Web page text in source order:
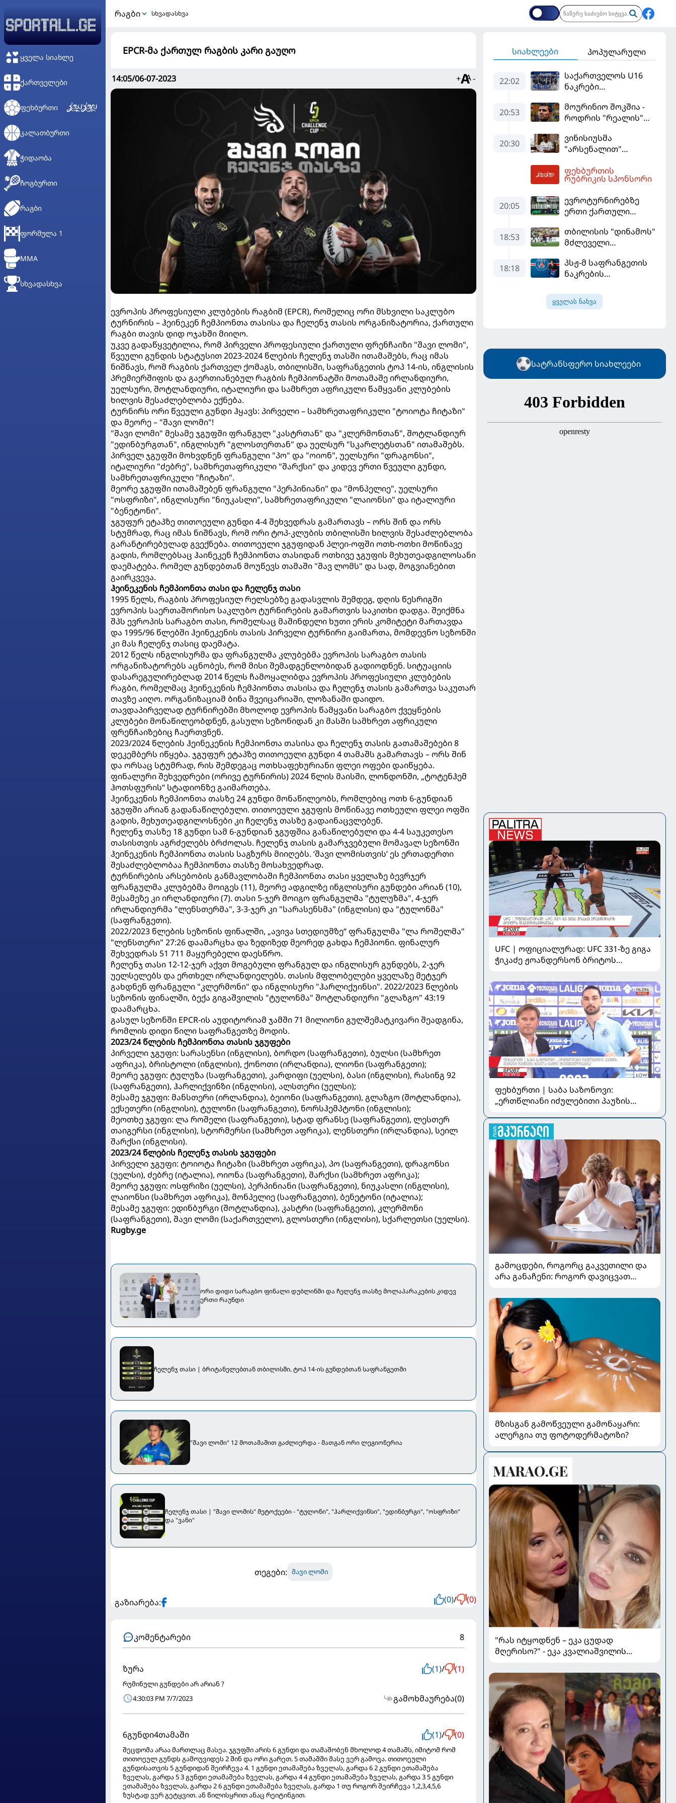
ᲧᲕᲔᲚᲐ ᲡᲘᲐᲮᲚᲔ
ᲥᲐᲠᲗᲕᲔᲚᲔᲑᲘ
ᲤᲔᲮᲑᲣᲠᲗᲘ
ᲙᲐᲚᲐᲗᲑᲣᲠᲗᲘ
ᲭᲘᲓᲐᲝᲑᲐ
ᲩᲝᲒᲑᲣᲠᲗᲘ
ᲠᲐᲒᲑᲘ
ᲤᲝᲠᲛᲣᲚᲐ 1
MMA
ᲡᲮᲕᲐᲓᲐᲡᲮᲕᲐ
ᲠᲐᲒᲑᲘ სხვადასხვა
EPCR-მა ქართულ რაგბის კარი გაუღო
14:05/06-07-2023 + -
ევროპის პროფესიული კლუბების რაგბიმ (EPCR), რომელიც ორი მსხვილი საკლუბო
ტურნირის – ჰეინეკენ ჩემპიონთა თასისა და ჩელენჯ თასის ორგანიზატორია, ქართული
რაგბი თავის დიდ ოჯახში მიიღო.
უკვე გადაწყვეტილია, რომ პირველი პროფესიული ქართული ფრენჩაიზი "შავი ლომი",
წვეული გუნდის სტატუსით 2023-2024 წლების ჩელენჯ თასში ითამაშებს, რაც იმას
ნიშნავს, რომ რაგბის ქართველ ქომაგს, თბილისში, საფრანგეთის ტოპ 14-ის, ინგლისის
პრემიერშიფის და გაერთიანებულ რაგბის ჩემპიონატში მოთამაშე ირლანდიური,
უელსური, შოტლანდიური, იტალიური და სამხრეთ აფრიკული წამყვანი კლუბების
ხილვის შესაძლებლობა ექნება.
ტურნირს ორი წვეული გუნდი ჰყავს: პირველი – სამხრეთაფრიკული "ტოიოტა ჩიტაზი"
და მეორე – "შავი ლომი"!
"შავი ლომი" მესამე ჯგუფში ფრანგულ "კასტრთან" და "კლერმონთან", შოტლანდიურ
"ედინბურგთან", ინგლისურ "გლოსთერთან" და უელსურ "სკარლეტსთან" ითამაშებს.
პირველ ჯგუფში მოხვდნენ ფრანგული "პო" და "ოიონ", უელსური "დრაგონსი",
იტალიური "ძებრე", სამხრეთაფრიკული "შარქსი" და კიდევ ერთი წვეული გუნდი,
სამხრეთაფრიკული "ჩიტაზი".
მეორე ჯგუფში ითამაშებენ ფრანგული "პერპინიანი" და "მონპელიე", უელსური
"ოსფრიზი", ინგლისური "ნიუკასლი", სამხრეთაფრიკული "ლაიონსი" და იტალიური
"ბენეტონი".
ჯგუფურ ეტაპზე თითოეული გუნდი 4-4 შეხვედრას გამართავს – ორს შინ და ორს
სტუმრად, რაც იმას ნიშნავს, რომ ორი ტოპ-კლუბის თბილისში ხილვის შესაძლებლობა
გარანტირებულად გვექნება. თითოეული ჯგუფიდან პლეი-ოფში ოთხ-ოთხი მოწინავე
გადის, რომლებსაც ჰაინეკენ ჩემპიონთა თასიდან ოთხივე ჯგუფის მეხუთეადგილოსანი
დაემატება. რომელ გუნდებთან მოუწევს თამაში "შავ ლომს" და სად, მოგვიანებით
გაირკვევა.
ჰეინეკენის ჩემპიონთა თასი და ჩელენჯ თასი
1995 წელს, რაგბის პროფესიულ რელსებზე გადასვლის შემდეგ, დღის წესრიგში
ევროპის საერთაშორისო საკლუბო ტურნირების გამართვის საკითხი დადგა. შეიქმნა
შპს ევროპის სარაგბო თასი, რომელსაც მაშინდელი ხუთი ერის კომიტეტი მართავდა
და 1995/96 წლებში ჰეინეკენის თასის პირველი ტურნირი გაიმართა, მომდევნო სეზონში
კი მას ჩელენჯ თასიც დაემატა.
2012 წელს ინგლისურმა და ფრანგულმა კლუბებმა ევროპის სარაგბო თასის
ორგანიზატორებს აცნობეს, რომ მისი შემადგენლობიდან გადიოდნენ. სიტუაციის
დასარეგულირებლად 2014 წელს ჩამოყალიბდა ევროპის პროფესიული კლუბების
რაგბი, რომელმაც ჰეინეკენის ჩემპიონთა თასისა და ჩელენჯ თასის გამართვა საკუთარ
თავზე აიღო. ორგანიზაციამ ბინა შვეიცარიაში, ლოზანაში დაიდო.
თავდაპირველად ტურნირებში მხოლოდ ევროპის წამყვანი სარაგბო ქვეყნების
კლუბები მონაწილეობდნენ, გასული სეზონიდან კი მასში სამხრეთ აფრიკული
ფრენჩაიზებიც ჩაერთვნენ.
2023/2024 წლების ჰეინეკენის ჩემპიონთა თასისა და ჩელენჯ თასის გათამაშებები 8
დეკემბერს იწყება. ჯგუფურ ეტაპზე თითოეული გუნდი 4 თამაშს გამართავს – ორს შინ
და ორსაც სტუმრად, რის შემდეგაც ოთხსაფეხურიანი ფლეი ოფები დაიწყება.
ფინალური შეხვედრები (ორივე ტურნირის) 2024 წლის მაისში, ლონდონში, „ტოტენჰემ
ჰოთსფურის“ სტადიონზე გაიმართება.
ჰეინეკენის ჩემპიონთა თასზე 24 გუნდი მონაწილეობს, რომლებიც ოთხ 6-გუნდიან
ჯგუფში არიან გადანაწილებული. თითოეული ჯგუფის მოწინავე ოთხეული ფლეი ოფში
გადის, მეხუთეადგილოსნები კი ჩელენჯ თასზე გადაინაცვლებენ.
ჩელენჯ თასზე 18 გუნდი სამ 6-გუნდიან ჯგუფშია განაწილებული და 4-4 საუკეთესო
თასისთვის აგრძელებს ბრძოლას. ჩელენჯ თასის გამარჯვებული მომავალ სეზონში
ჰეინეკენის ჩემპიონთა თასის საგზურს მიიღებს. ‘შავი ლომისთვის’ ეს ერთადერთი
შესაძლებლობაა ჩემპიონთა თასზე მოსახვედრად.
ტურნირების არსებობის განმავლობაში ჩემპიონთა თასი ყველაზე ბევრჯერ
ფრანგულმა კლუბებმა მოიგეს (11), მეორე ადგილზე ინგლისური გუნდები არიან (10),
მესამეზე კი ირლანდიური (7). თასი 5-ჯერ მოიგო ფრანგულმა "ტულუზმა", 4-ჯერ
ირლანდიურმა "ლენსთერმა", 3-3-ჯერ კი "სარასენსმა" (ინგლისი) და "ტულონმა"
(საფრანგეთი).
2022/2023 წლების სეზონის ფინალში, „ავივა სთედიუმზე“ ფრანგულმა "ლა როშელმა"
"ლენსთერი" 27:26 დაამარცხა და ზედიზედ მეორედ გახდა ჩემპიონი. ფინალურ
შეხვედრას 51 711 მაყურებელი დაესწრო.
ჩელენჯ თასი 12-12-ჯერ აქვთ მოგებული ფრანგულ და ინგლისურ გუნდებს, 2-ჯერ
უელსელებს და ერთხელ ირლანდიელებს. თასის მფლობელები ყველაზე მეტჯერ
გახდნენ ფრანგული "კლერმონი" და ინგლისური "ჰარლიქუინსი". 2022/2023 წლების
სეზონის ფინალში, ბექა გიგაშვილის "ტულონმა" შოტლანდიური "გლაზგო" 43:19
დაამარცხა.
გასულ სეზონში EPCR-ის აუდიტორიამ ჯამში 71 მილიონი გულშემატკივარი შეადგინა,
რომლის დიდი წილი საფრანგეთზე მოდის.
2023/24 წლების ჩემპიონთა თასის ჯგუფები
პირველი ჯგუფი: სარასენსი (ინგლისი), ბორდო (საფრანგეთი), ბულსი (სამხრეთ
აფრიკა), ბრისტოლი (ინგლისი), ქონოთი (ირლანდია), ლიონი (საფრანგეთი);
მეორე ჯგუფი: ტულუზა (საფრანგეთი), კარდიფი (უელსი), ბასი (ინგლისი), რასინგ 92
(საფრანგეთი), ჰარლიქვინზი (ინგლისი), ალსთერი (უელსი);
მესამე ჯგუფი: მანსთერი (ირლანდია), ბეიონი (საფრანგეთი), გლაზგო (შოტლანდია),
ექსეთერი (ინგლისი), ტულონი (საფრანგეთი), ნორსჰემპტონი (ინგლისი);
მეოთხე ჯგუფი: ლა როშელი (საფრანგეთი), სტად ფრანსე (საფრანგეთი), ლესთერ
თაიგერსი (ინგლისი), სტორმერსი (სამხრეთ აფრიკა), ლენსთერი (ირლანდია), სეილ
შარქსი (ინგლისი).
2023/24 წლების ჩელენჯ თასის ჯგუფები
პირველი ჯგუფი: ტოიოტა ჩიტაზი (სამხრეთ აფრიკა), პო (საფრანგეთი), დრაგონსი
(უელსი), ძებრე (იტალია), ოიონა (საფრანგეთი), შარქსი (სამხრეთ აფრიკა);
მეორე ჯგუფი: ოსფრიზი (უელსი), პერპინიანი (საფრანგეთი), ნიუკასლი (ინგლისი),
ლაიონსი (სამხრეთ აფრიკა), მონპელიე (საფრანგეთი), ბენეტონი (იტალია);
მესამე ჯგუფი: ედინბურგი (შოტლანდია), კასტრი (საფრანგეთი), კლერმონი
(საფრანგეთი), შავი ლომი (საქართველო), გლოსთერი (ინგლისი), სქარლეთსი (უელსი).
Rugby.ge
ორი დიდი სარაგბო ფინალი დუბლინში და ჩელენჯ თასზე მოლაპარაკების კიდევ
ერთი რაუნდი
ჩელენჯ თასი | ბრიტანელებთან თბილისში, ტოპ 14-ის გუნდებთან საფრანგეთში
"შავი ლომი" 12 მოთამაშით გაძლიერდა - მათგან ორი ლეგიონერია
ჩელენჯ თასი | "შავი ლომის" მეტოქეები - "ტულონი", "ჰარლიქვინსი", "ედინბურგი", "ოსფრიზი"
და "ვანი"
თეგები: შავი ლომი
გაზიარება: (0)/ (0)
კომენტარები 8
ზურა (1)/ (1)
რუმინული გუნდები არ არიან ?
4:30:03 PM 7/7/2023
გამოხმაურება(0)
6გუნდი4თამაში (1)/ (0)
შეცდომა არაა მართლაც მასეა. ჯგუფში არის 6 გუნდი და თამაშობენ მხოლოდ 4 თამაშს, იმიტომ რომ
თითოეულ გუნდს გამოუვიდეს 2 შინ და ორი გარეთ. 5 თამაშში მასე ვერ გამოვა. თითოეული
გუნდისათვის 5 გუნდიდან შეირჩევა 4. 1 გუნდი ეთამაშება ზველას, გარდა 6 2 გუნდი ეთამაშება
ზველას, გარდა 5 3 გუნდი ეთამაშება ზველას, გარდა 4 4 გუნდი ეთამაშება ზველას, გარდა 3 5 გუნდი
ეთამაშება ზველას, გარდა 2 6 გუნდი ეთამაშება ზველას, გარდა 1 თუ როგორ შეირჩევა 1,2,3,4,5,6
ზუსტად ვერ გეტყვით. ან წილისყრით ანაც რეიტინგით.
სიახლეები პოპულარული
22:02
საქართველოს U16
ნაკრები
ფინალურ ეტაპზე – A
დივიზიონში
20:53
მოურინიო შოკშია -
როდრის "რეალის"
და "ბარსელონაში"
გადადის
20:30
ვინისიუსმა
"არსენალით"
გამოიყენა და
"რეალთან"
მომგებიანად
გააგრძელა
ფეხბურთის
რუბრიკის სპონსორი
20:05
ევროტურნირებზე
ერთი ქართული
18:53
თბილისის "დინამოს"
მძლეველი
"ჰაიდუკთან"
განადგურდა
18:18
პსჟ-მ საფრანგეთის
ნაკრების
დაიმატა
ყველას ნახვა
სატრანსფერო სიახლეები
UFC | ოფიციალურად: UFC 331-ზე გიგა
ჭიკაძე ჟოანდერსონ ბრიტოს
ფეხბურთი | საბა საზონოვი:
„ერთწლიანი იძულებითი პაუზის
მნიშვნელოვანია“
გამოცდები, როგორც გაკვეთილი და
არა განაჩენი: როგორ დავიცვათ
მომავალი
მზისგან გამოწვეული გამონაყარი:
ალერგია თუ ფოტოდერმატოზი?
"რას იტყოდნენ – ეკა ცუდად
მღერისო?" - ეკა კვალიაშვილის
რთულ პერიოდზე